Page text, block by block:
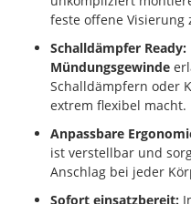
feste offene Visierung
Schalldämpfer Ready:
Mündungsgewinde
Schalldämpfern oder
extrem flexibel macht.
Anpassbare
ist verstellbar und
Anschlag bei jeder
Sofort einsatzbereit: